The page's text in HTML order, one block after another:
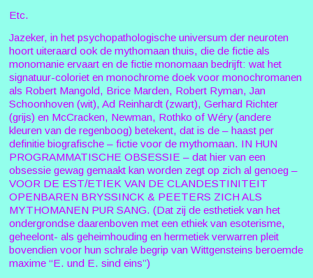
Etc.
Jazeker, in het psychopathologische universum der neuroten
hoort uiteraard ook de mythomaan thuis, die de fictie als
monomanie ervaart en de fictie monomaan bedrijft: wat het
signatuur-coloriet en monochrome doek voor monochromanen
als Robert Mangold, Brice Marden, Robert Ryman, Jan
Schoonhoven (wit), Ad Reinhardt (zwart), Gerhard Richter
(grijs) en McCracken, Newman, Rothko of Wéry (andere
kleuren van de regenboog) betekent, dat is de – haast per
definitie biografische – fictie voor de mythomaan. IN HUN
PROGRAMMATISCHE OBSESSIE – dat hier van een
obsessie gewag gemaakt kan worden zegt op zich al genoeg –
VOOR DE EST/ETIEK VAN DE CLANDESTINITEIT
OPENBAREN BRYSSINCK & PEETERS ZICH ALS
MYTHOMANEN PUR SANG. (Dat zij de esthetiek van het
ondergrondse daarenboven met een ethiek van esoterisme,
geheelont- als geheimhouding en hermetiek verwarren pleit
bovendien voor hun schrale begrip van Wittgensteins beroemde
maxime “E. und E. sind eins”)